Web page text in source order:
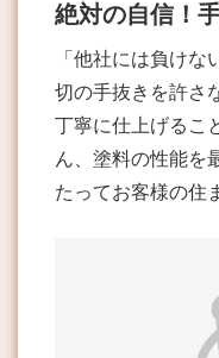
絶対の自信！
「他社には負け
切の手抜きを許さ
丁寧に仕上げるこ
ん、塗料の性能を
たってお客様の住